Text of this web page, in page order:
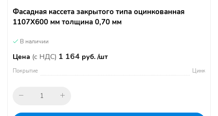
Фасадная кассета закрытого типа оцинкованная
1107Х600 мм толщина 0,70 мм
В наличии
Цена (с НДС) 1 164 руб. /шт
Покрытие Цинк